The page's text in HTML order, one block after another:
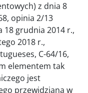
z dnia 8
opinia 2/13
18 grudnia 2014 r.,
2018 r.,
C-64/16,
elementem tak
jest
przewidziana w